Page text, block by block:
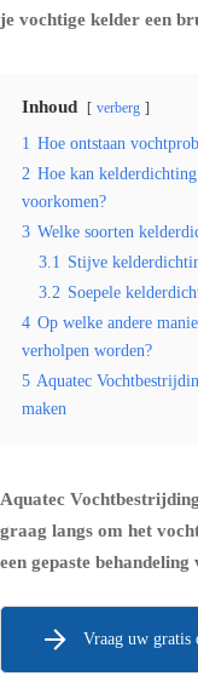
je vochtige kelder een
Inhoud verberg
1 Hoe ontstaan
2 Hoe kan
voorkomen?
3 Welke soorten
3.1 Stijve
3.2 Soepele
4 Op welke andere
verholpen worden?
5 Aquatec
maken
Aquatec
graag langs om het
een gepaste
Vraag uw gratis